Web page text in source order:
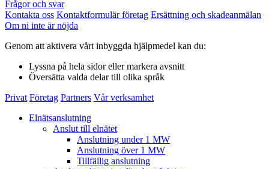
Frågor och svar
Kontakta oss Kontaktformulär företag Ersättning och skadeanmälan
Om ni inte är nöjda
Genom att aktivera vårt inbyggda hjälpmedel kan du:
Lyssna på hela sidor eller markera avsnitt
Översätta valda delar till olika språk
Privat Företag Partners Vår verksamhet
Elnätsanslutning
Anslut till elnätet
Anslutning under 1 MW
Anslutning över 1 MW
Tillfällig anslutning